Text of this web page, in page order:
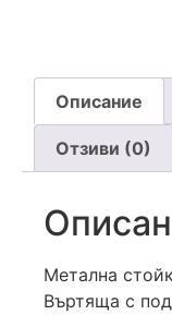
Описание
Отзиви (0)
Метална
Въртяща с